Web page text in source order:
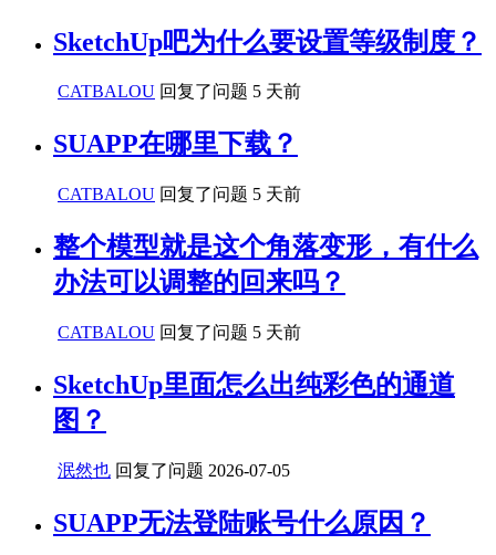
SketchUp吧为什么要设置等级制度？
CATBALOU 回复了问题 5 天前
SUAPP在哪里下载？
CATBALOU 回复了问题 5 天前
整个模型就是这个角落变形，有什么
办法可以调整的回来吗？
CATBALOU 回复了问题 5 天前
SketchUp里面怎么出纯彩色的通道
图？
泯然也 回复了问题 2026-07-05
SUAPP无法登陆账号什么原因？